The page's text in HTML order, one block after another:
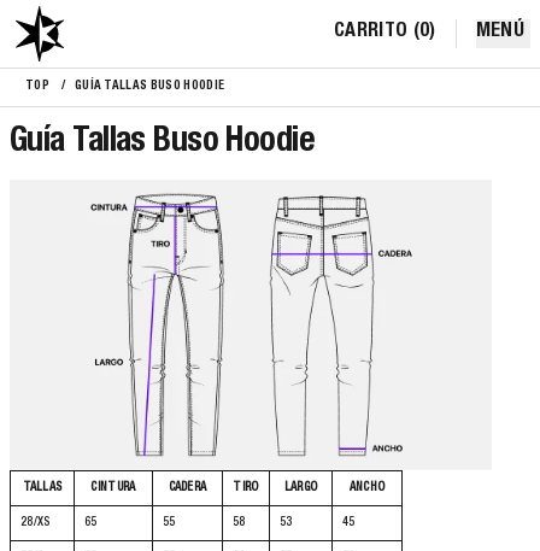
CARRITO (0) MENÚ
TOP / GUÍA TALLAS BUSO HOODIE
Guía Tallas Buso Hoodie
TALLAS CINTURA CADERA TIRO LARGO ANCHO
28/XS 65 55 58 53 45